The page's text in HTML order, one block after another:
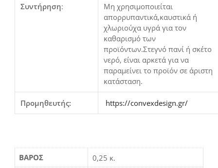
Συντήρηση:
Μη χρησιμοποιείται
απορρυπαντικά,καυστικά ή
χλωριούχα υγρά για τον
καθαρισμό των
προϊόντων.Στεγνό πανί ή σκέτο
νερό, είναι αρκετά για να
παραμείνει το προϊόν σε άριστη
κατάσταση.
Προμηθευτής: https://convexdesign.gr/
ΒΆΡΟΣ 0,25 κ.